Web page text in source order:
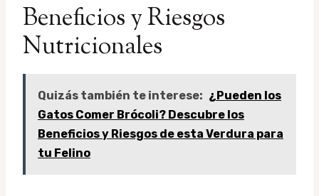
Beneficios y Riesgos
Nutricionales
Quizás también te interese: ¿Pueden los
Gatos Comer Brócoli? Descubre los
Beneficios y Riesgos de esta Verdura para
tu Felino